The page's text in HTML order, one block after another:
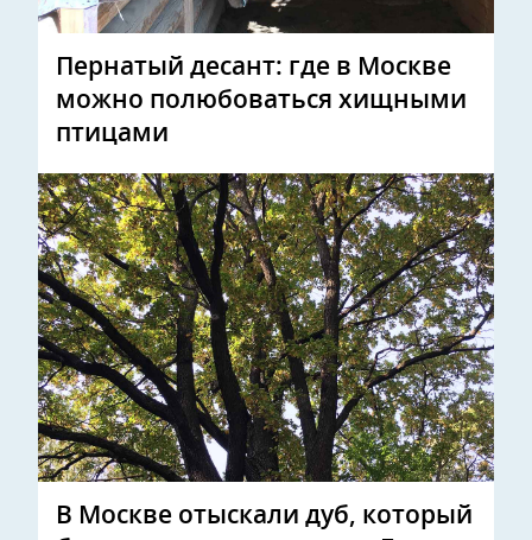
Пернатый десант: где в Москве
можно полюбоваться хищными
птицами
В Москве отыскали дуб, который